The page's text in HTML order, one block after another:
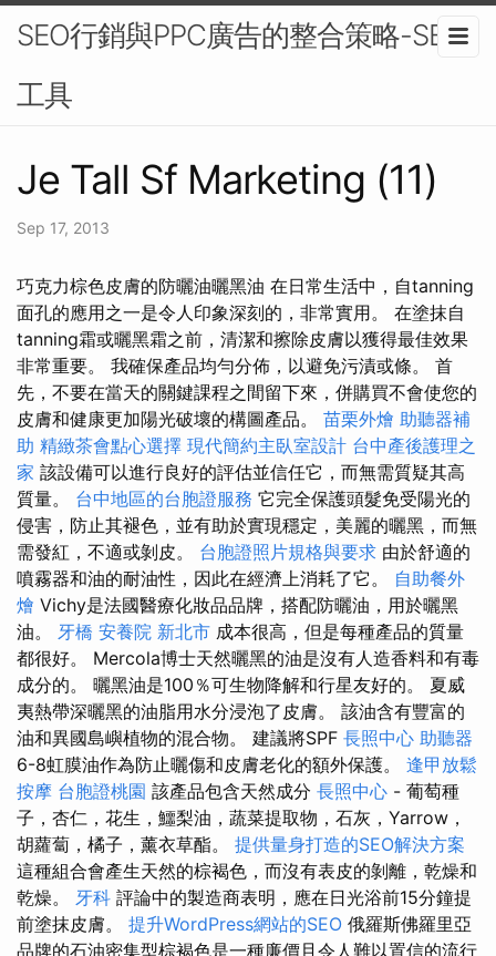
SEO行銷與PPC廣告的整合策略-SEO
工具
Je Tall Sf Marketing (11)
Sep 17, 2013
巧克力棕色皮膚的防曬油曬黑油 在日常生活中，自tanning
面孔的應用之一是令人印象深刻的，非常實用。 在塗抹自
tanning霜或曬黑霜之前，清潔和擦除皮膚以獲得最佳效果
非常重要。 我確保產品均勻分佈，以避免污漬或條。 首
先，不要在當天的關鍵課程之間留下來，併購買不會使您的
皮膚和健康更加陽光破壞的構圖產品。 苗栗外燴 助聽器補
助 精緻茶會點心選擇 現代簡約主臥室設計 台中產後護理之
家 該設備可以進行良好的評估並信任它，而無需質疑其高
質量。 台中地區的台胞證服務 它完全保護頭髮免受陽光的
侵害，防止其褪色，並有助於實現穩定，美麗的曬黑，而無
需發紅，不適或剝皮。 台胞證照片規格與要求 由於舒適的
噴霧器和油的耐油性，因此在經濟上消耗了它。 自助餐外
燴 Vichy是法國醫療化妝品品牌，搭配防曬油，用於曬黑
油。 牙橋 安養院 新北市 成本很高，但是每種產品的質量
都很好。 Mercola博士天然曬黑的油是沒有人造香料和有毒
成分的。 曬黑油是100％可生物降解和行星友好的。 夏威
夷熱帶深曬黑的油脂用水分浸泡了皮膚。 該油含有豐富的
油和異國島嶼植物的混合物。 建議將SPF 長照中心 助聽器
6-8虹膜油作為防止曬傷和皮膚老化的額外保護。 逢甲放鬆
按摩 台胞證桃園 該產品包含天然成分 長照中心 - 葡萄種
子，杏仁，花生，鱷梨油，蔬菜提取物，石灰，Yarrow，
胡蘿蔔，橘子，薰衣草酯。 提供量身打造的SEO解決方案
這種組合會產生天然的棕褐色，而沒有表皮的剝離，乾燥和
乾燥。 牙科 評論中的製造商表明，應在日光浴前15分鐘提
前塗抹皮膚。 提升WordPress網站的SEO 俄羅斯佛羅里亞
品牌的石油密集型棕褐色是一種廉價且令人難以置信的流行